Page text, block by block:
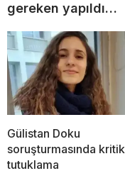
gereken yapıldı…
Gülistan Doku
soruşturmasında kritik
tutuklama